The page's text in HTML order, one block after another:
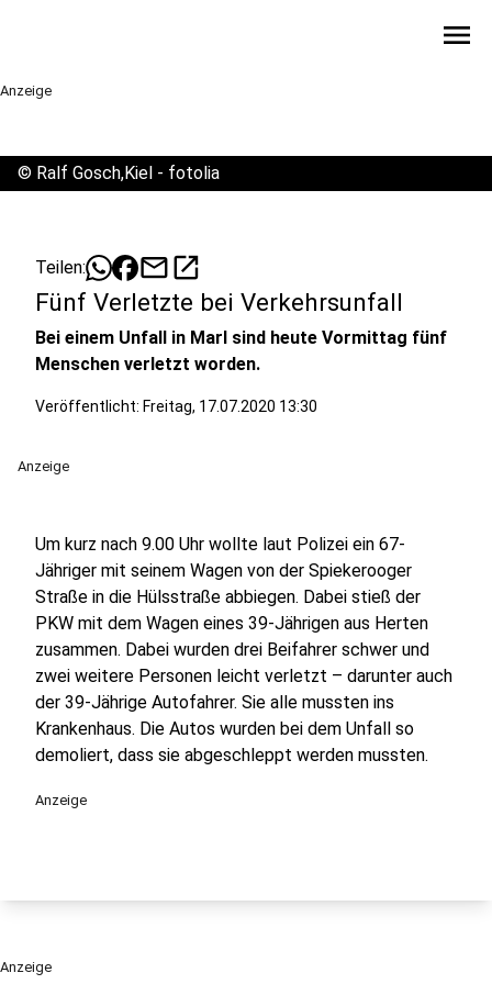
menu
Anzeige
© Ralf Gosch,Kiel - fotolia
Teilen: mailopen_in_new
Fünf Verletzte bei Verkehrsunfall
Bei einem Unfall in Marl sind heute Vormittag fünf
Menschen verletzt worden.
Veröffentlicht: Freitag, 17.07.2020 13:30
Anzeige
Um kurz nach 9.00 Uhr wollte laut Polizei ein 67-
Jähriger mit seinem Wagen von der Spiekerooger
Straße in die Hülsstraße abbiegen. Dabei stieß der
PKW mit dem Wagen eines 39-Jährigen aus Herten
zusammen. Dabei wurden drei Beifahrer schwer und
zwei weitere Personen leicht verletzt – darunter auch
der 39-Jährige Autofahrer. Sie alle mussten ins
Krankenhaus. Die Autos wurden bei dem Unfall so
demoliert, dass sie abgeschleppt werden mussten.
Anzeige
Anzeige